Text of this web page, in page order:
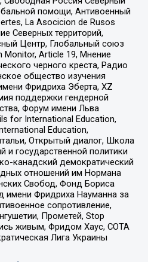
помощи, Антивоенный
La Asocicion de Rusos
Северных территорий,
Центр, Глобальный союз
Monitor, Article 19, Мнение
черного креста, Радио
общество изучения
Фридриха Эберта, XZ
поддержки гендерной
Форум имени Льва
for International Education,
Education,
Открытый диалог, Школа
государственной политики
канадский демократический
отношений им Нормана
Свобод, Фонд Бориса
имени Фридриха Науманна за
сопротивление,
Прометей, Stop
живым, Фридом Хаус, СОТА
Лига Украины